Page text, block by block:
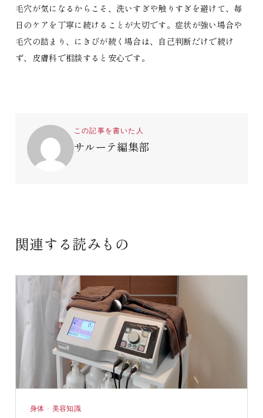
毛穴が気になるからこそ、洗いすぎや触りすぎを避けて、毎
日のケアを丁寧に続けることが大切です。症状が強い場合や
毛穴の詰まり、にきびが続く場合は、自己判断だけで続け
ず、皮膚科で相談すると安心です。
この記事を書いた人
サルーテ編集部
関連する読みもの
身体 · 美容知識